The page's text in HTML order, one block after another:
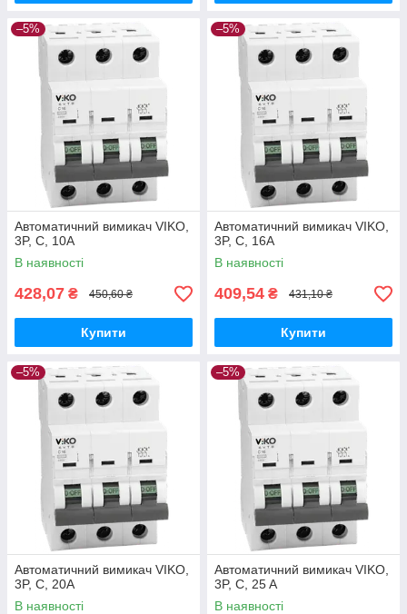
–5%
Автоматичний вимикач VIKO,
3P, C, 10A
В наявності
428,07 ₴ 450,60 ₴
Купити
–5%
Автоматичний вимикач VIKO,
3P, C, 16A
В наявності
409,54 ₴ 431,10 ₴
Купити
–5%
Автоматичний вимикач VIKO,
3P, C, 20A
В наявності
–5%
Автоматичний вимикач VIKO,
3P, C, 25 A
В наявності